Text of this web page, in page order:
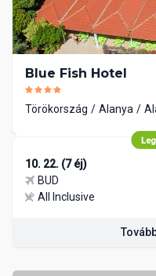
Blue Fish Hotel
Törökország Alanya
10. 22. (7 éj)
BUD
All Inclusive